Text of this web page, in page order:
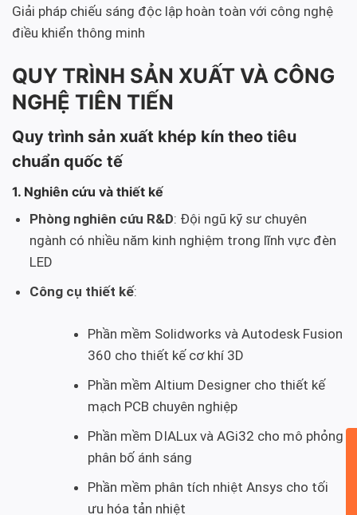
Giải pháp chiếu sáng độc lập hoàn toàn với công nghệ
điều khiển thông minh
QUY TRÌNH SẢN XUẤT VÀ CÔNG
NGHỆ TIÊN TIẾN
Quy trình sản xuất khép kín theo tiêu
chuẩn quốc tế
1. Nghiên cứu và thiết kế
Phòng nghiên cứu R&D: Đội ngũ kỹ sư chuyên
ngành có nhiều năm kinh nghiệm trong lĩnh vực đèn
LED
Công cụ thiết kế:
Phần mềm Solidworks và Autodesk Fusion
360 cho thiết kế cơ khí 3D
Phần mềm Altium Designer cho thiết kế
mạch PCB chuyên nghiệp
Phần mềm DIALux và AGi32 cho mô phỏng
phân bố ánh sáng
Phần mềm phân tích nhiệt Ansys cho tối
ưu hóa tản nhiệt